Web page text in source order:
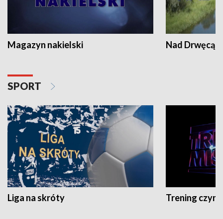
Magazyn nakielski Nad Drwęcą
SPORT
Liga na skróty Trening czyni